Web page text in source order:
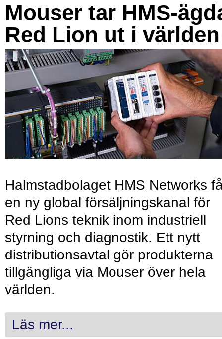
Mouser tar HMS-
Red Lion ut i världen
Halmstadbolaget HMS Networks
en ny global försäljningskanal för
Red Lions teknik inom industriell
styrning och diagnostik. Ett nytt
distributionsavtal gör produkterna
tillgängliga via Mouser över hela
världen.
Läs mer...